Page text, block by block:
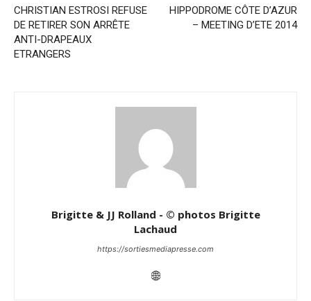
CHRISTIAN ESTROSI REFUSE
DE RETIRER SON ARRÊTE
ANTI-DRAPEAUX
ETRANGERS
HIPPODROME CÔTE D’AZUR
– MEETING D’ETE 2014
Brigitte & JJ Rolland - © photos Brigitte
Lachaud
https://sortiesmediapresse.com